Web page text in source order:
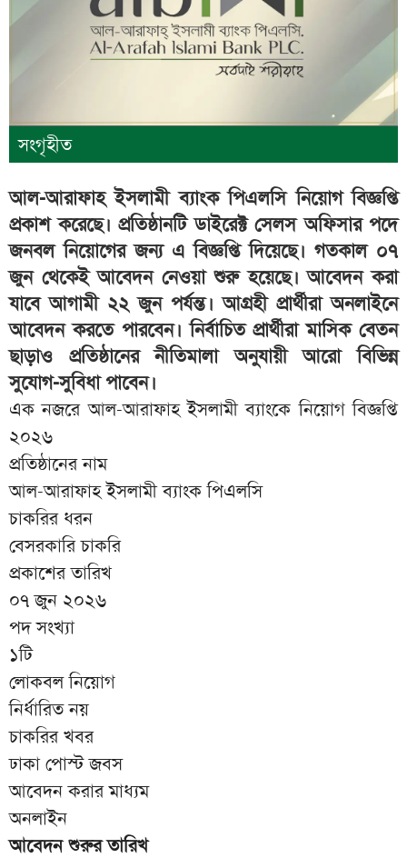
সংগৃহীত
আল-আরাফাহ ইসলামী ব্যাংক পিএলসি নিয়োগ বিজ্ঞপ্তি
প্রকাশ করেছে। প্রতিষ্ঠানটি ডাইরেক্ট সেলস অফিসার পদে
জনবল নিয়োগের জন্য এ বিজ্ঞপ্তি দিয়েছে। গতকাল ০৭
জুন থেকেই আবেদন নেওয়া শুরু হয়েছে। আবেদন করা
যাবে আগামী ২২ জুন পর্যন্ত। আগ্রহী প্রার্থীরা অনলাইনে
আবেদন করতে পারবেন। নির্বাচিত প্রার্থীরা মাসিক বেতন
ছাড়াও প্রতিষ্ঠানের নীতিমালা অনুযায়ী আরো বিভিন্ন
সুযোগ-সুবিধা পাবেন।
এক নজরে আল-আরাফাহ ইসলামী ব্যাংকে নিয়োগ বিজ্ঞপ্তি
২০২৬
প্রতিষ্ঠানের নাম
আল-আরাফাহ ইসলামী ব্যাংক পিএলসি
চাকরির ধরন
বেসরকারি চাকরি
প্রকাশের তারিখ
০৭ জুন ২০২৬
পদ সংখ্যা
১টি
লোকবল নিয়োগ
নির্ধারিত নয়
চাকরির খবর
ঢাকা পোস্ট জবস
আবেদন করার মাধ্যম
অনলাইন
আবেদন শুরুর তারিখ